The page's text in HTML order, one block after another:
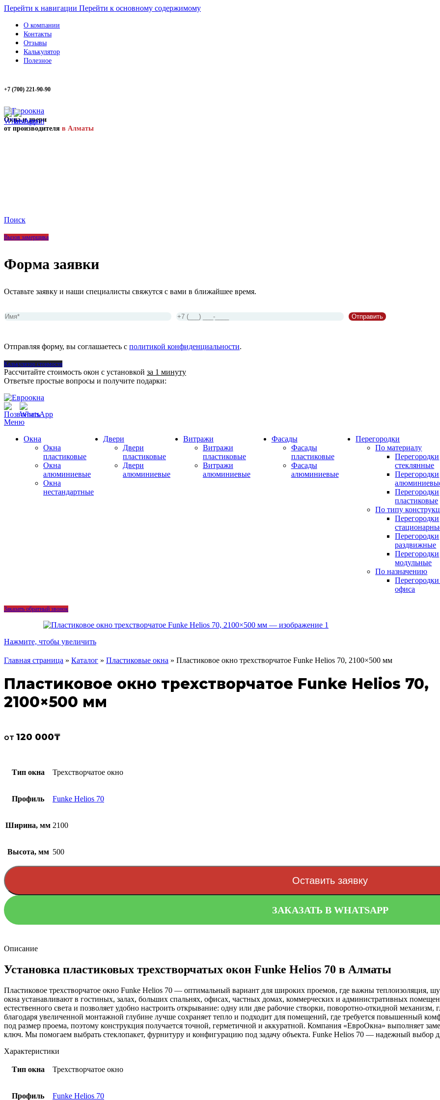
Перейти к навигации Перейти к основному содержимому
О компании
Контакты
Отзывы
Калькулятор
Полезное
+7 (700) 221-90-90
Окна и двери
от производителя в Алматы
Поиск
Вызов замерщика
Форма заявки
Оставьте заявку и наши специалисты свяжутся с вами в ближайшее время.
Отправляя форму, вы соглашаетесь с политикой конфиденциальности.
Калькулятор стоимости
Рассчитайте стоимость окон с установкой за 1 минуту
Ответьте простые вопросы и получите подарки:
Меню
Окна
Окна
пластиковые
Окна
алюминиевые
Окна
нестандартные
Двери
Двери
пластиковые
Двери
алюминиевые
Витражи
Витражи
пластиковые
Витражи
алюминиевые
Фасады
Фасады
пластиковые
Фасады
алюминиевые
Перегородки
По материалу
Перегородки
стеклянные
Перегородки
Перегородки
пластиковые
По типу
Перегородки
Перегородки
раздвижные
Перегородки
модульные
По назначению
Перегородки
офиса
Заказать обратный звонок
Нажмите, чтобы увеличить
Главная страница » Каталог » Пластиковые окна » Пластиковое окно трехстворчатое Funke Helios 70, 2100×500 мм
Пластиковое окно трехстворчатое Funke Helios 70,
2100×500 мм
от 120 000₸
Тип окна Трехстворчатое окно
Профиль Funke Helios 70
Ширина, мм 2100
Высота, мм 500
Оставить заявку
ЗАКАЗАТЬ В WHATSAPP
Описание
Установка пластиковых трехстворчатых окон Funke Helios 70 в Алматы
Пластиковое трехстворчатое окно Funke Helios 70 — оптимальный вариант для широких проемов, где важны теплоизоляция,
окна устанавливают в гостиных, залах, больших спальнях, офисах, частных домах, коммерческих и административных
естественного света и позволяет удобно настроить открывание: одну или две рабочие створки, поворотно-откидной
благодаря увеличенной монтажной глубине лучше сохраняет тепло и подходит для помещений, где требуется повышенный
под размер проема, поэтому конструкция получается точной, герметичной и аккуратной. Компания «ЕвроОкна» выполняет
ключ. Мы помогаем выбрать стеклопакет, фурнитуру и конфигурацию под задачу объекта. Funke Helios 70 — надежный выбор
Характеристики
Тип окна Трехстворчатое окно
Профиль Funke Helios 70